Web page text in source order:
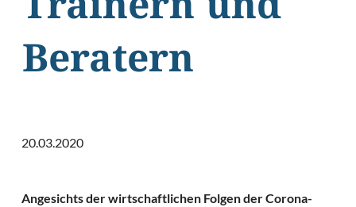
Trainern und
Beratern
20.03.2020
Angesichts der wirtschaftlichen Folgen der Corona-